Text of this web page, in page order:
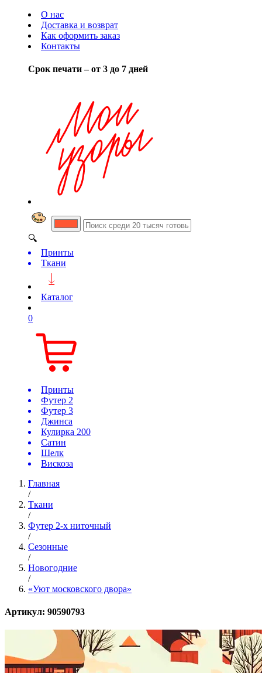
О нас
Доставка и возврат
Как оформить заказ
Контакты
Срок печати – от 3 до 7 дней
🔍
Принты
Ткани
Каталог
0
Принты
Футер 2
Футер 3
Джинса
Кулирка 200
Сатин
Шелк
Вискоза
Главная
/
Ткани
/
Футер 2-х ниточный
/
Сезонные
/
Новогодние
/
«Уют московского двора»
Артикул: 90590793